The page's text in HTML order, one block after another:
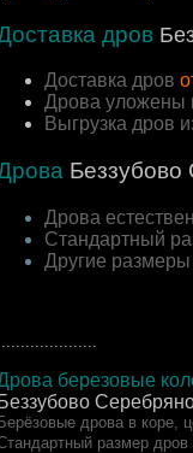
дров
Доставка дров
Дрова уложены
Выгрузка дров
Беззубово
Дрова
Стандартный
Другие размеры
березовые
Беззубово
Берёзовые дрова в коре,
размер дров